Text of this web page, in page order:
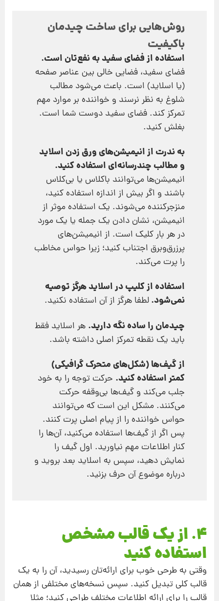
روش‌هایی برای ساخت چیدمان
باکیفیت
استفاده از فضای سفید به نفع‌تان است.
فضای سفید، فضایی خالی بین عناصر صفحه
(یا اسلاید) است. باعث می‌شود مطالب
شلوغ به نظر نرسند و خواننده بر موارد مهم
تمرکز کند. فضای سفید دوست شما است.
بغلش کنید.
به ندرت از انیمیشن‌های ورق زدن اسلاید
و مطالب چند‌رسانه‌ای استفاده کنید.
انیمیشن‌‌ها می‌توانند باکلاس یا بی‌کلاس
باشند و اگر بیش از اندازه استفاده کنید،
منزجرکننده می‌شوند. یک استفاده موثر از
انیمیشن، نشان دادن یک جمله یا یک مورد
در هر بار کلیک است. از انیمیشن‌های
پرزرق‌وبرق اجتناب کنید؛ زیرا حواس مخاطب
را پرت می‌کند.
استفاده از کلیپ در اسلاید هرگز توصیه
نمی‌شود.لطفا هرگز از آن استفاده نکنید.
چیدمان را ساده نگه دارید. هر اسلاید فقط
باید یک نقطه تمرکز اصلی داشته باشد.
از گیف‌ها (شکل‌های متحرک گرافیکی)
کمتر استفاده کنید. حرکت توجه را به خود
جلب می‌کند و گیف‌ها بی‌وقفه حرکت
می‌کنند. مشکل این است که می‌توانند
حواس خواننده را از پیام اصلی پرت کنند.
پس اگر از گیف‌ها استفاده می‌کنید، آن‌ها را
کنار اطلاعات مهم نیاورید. اول گیف را
نمایش دهید، سپس به اسلاید بعد بروید و
درباره موضوع آن حرف بزنید.
4. از یک قالب مشخص
استفاده کنید
وقتی به طرحی خوب برای ارائه‌تان رسیدید، آن را به یک
قالب کلی تبدیل کنید. سپس نسخه‌های مختلفی از همان
قالب را برای ارائه اطلاعات مختلف طراحی کنید؛ مثلا